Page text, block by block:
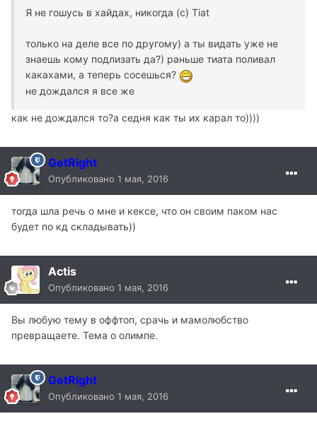
Я не гошусь в хайдах, никогда (с) Tiat
только на деле все по другому) а ты видать уже не
знаешь кому подлизать да?) раньше тиата поливал
какахами, а теперь сосешься?
не дождался я все же
как не дождался то?а седня как ты их карал то))))
GetRight
Опубликовано 1 мая, 2016
тогда шла речь о мне и кексе, что он своим паком нас
будет по кд складывать))
Actis
Опубликовано 1 мая, 2016
Вы любую тему в оффтоп, срачь и мамолюбство
превращаете. Тема о олимпе.
GetRight
Опубликовано 1 мая, 2016